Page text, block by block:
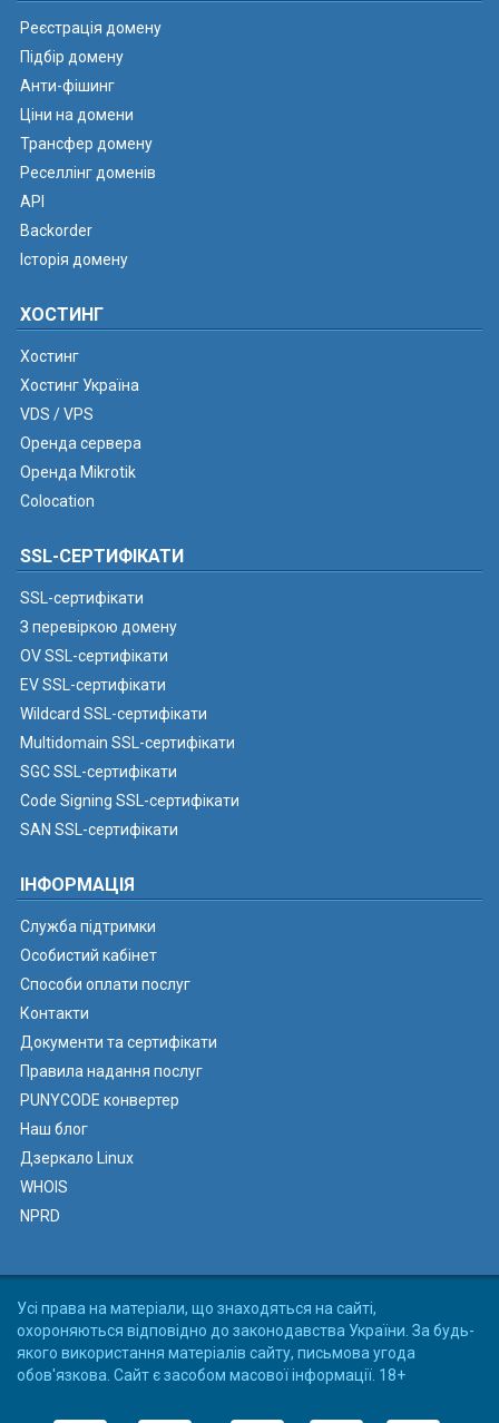
Реєстрація домену
Підбір домену
Анти-фішинг
Ціни на домени
Трансфер домену
Реселлінг доменів
API
Backorder
Історія домену
ХОСТИНГ
Хостинг
Хостинг Україна
VDS / VPS
Оренда сервера
Оренда Mikrotik
Colocation
SSL-СЕРТИФІКАТИ
SSL-сертифікати
З перевіркою домену
OV SSL-сертифікати
EV SSL-сертифікати
Wildcard SSL-сертифікати
Multidomain SSL-сертифікати
SGC SSL-сертифікати
Code Signing SSL-сертифікати
SAN SSL-сертифікати
ІНФОРМАЦІЯ
Служба підтримки
Особистий кабінет
Способи оплати послуг
Контакти
Документи та сертифікати
Правила надання послуг
PUNYCODE конвертер
Наш блог
Дзеркало Linux
WHOIS
NPRD
Усі права на матеріали, що знаходяться на сайті,
охороняються відповідно до законодавства України. За будь-
якого використання матеріалів сайту, письмова угода
обов'язкова. Сайт є засобом масової інформації. 18+